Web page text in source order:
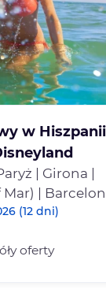
w
| Girona |
Mar) |
(12 dni)
oferty